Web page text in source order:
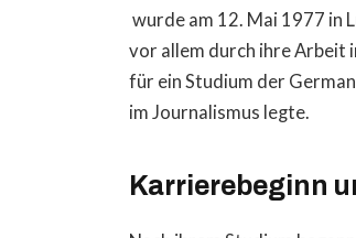
wurde am 12. Mai 1977 in
vor allem durch ihre Arbeit
für ein Studium der
im Journalismus legte.
Karrierebeginn